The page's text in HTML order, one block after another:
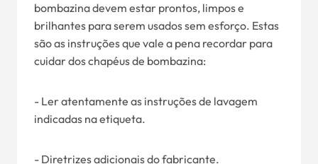
bombazina devem estar prontos, limpos e
brilhantes para serem usados sem esforço. Estas
são as instruções que vale a pena recordar para
cuidar dos chapéus de bombazina:
- Ler atentamente as instruções de lavagem
indicadas na etiqueta.
- Diretrizes adicionais do fabricante.